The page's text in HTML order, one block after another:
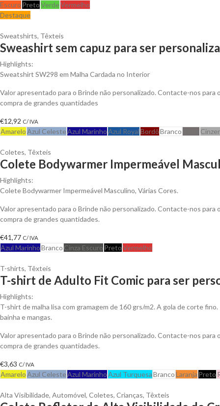
Escuro PretoVerdeVermelho
Destaque
Sweatshirts, Têxteis
Sweashirt sem capuz para ser
Highlights:
Sweatshirt SW298 em Malha Cardada no Interior
Valor apresentado para o Brinde não personalizado. Contacte-nos para
compra de grandes quantidades
€12,92 C/ IVA
AmareloAzul CelesteAzul MarinhoAzul RoyalBordôBranco
Coletes, Têxteis
Colete Bodywarmer Impermeável
Highlights:
Colete Bodywarmer Impermeável Masculino, Várias Cores.
Valor apresentado para o Brinde não personalizado. Contacte-nos para
compra de grandes quantidades.
€41,77 C/ IVA
Azul MarinhoBranco Cinza Escuro PretoVermelho
T-shirts, Têxteis
T-shirt de Adulto Fit Comic para ser
Highlights:
T-shirt de malha lisa com gramagem de 160 grs/m2. A gola de corte
bainha e mangas.
Valor apresentado para o Brinde não personalizado. Contacte-nos para
compra de grandes quantidades.
€3,63 C/ IVA
AmareloAzul CelesteAzul MarinhoAzul TurquesaBrancoLaranja Preto
Alta Visibilidade, Automóvel, Coletes, Crianças, Têxteis